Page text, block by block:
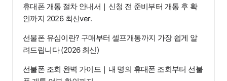
휴대폰 개통 절차 안내서｜신청 전 준비부터 개통 후 확
인까지 2026 최신ver.
선불폰 유심이란? 구매부터 셀프개통까지 가장 쉽게 알
려드립니다 (2026 최신)
선불폰 조회 완벽 가이드｜내 명의 휴대폰 조회부터 선불